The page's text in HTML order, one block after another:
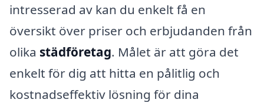
intresserad av kan du enkelt få en
översikt över priser och erbjudanden från
olika städföretag. Målet är att göra det
enkelt för dig att hitta en pålitlig och
kostnadseffektiv lösning för dina